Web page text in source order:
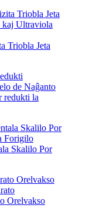
Triobla Jeta
redukti la
Skalilo Por
Orelvakso